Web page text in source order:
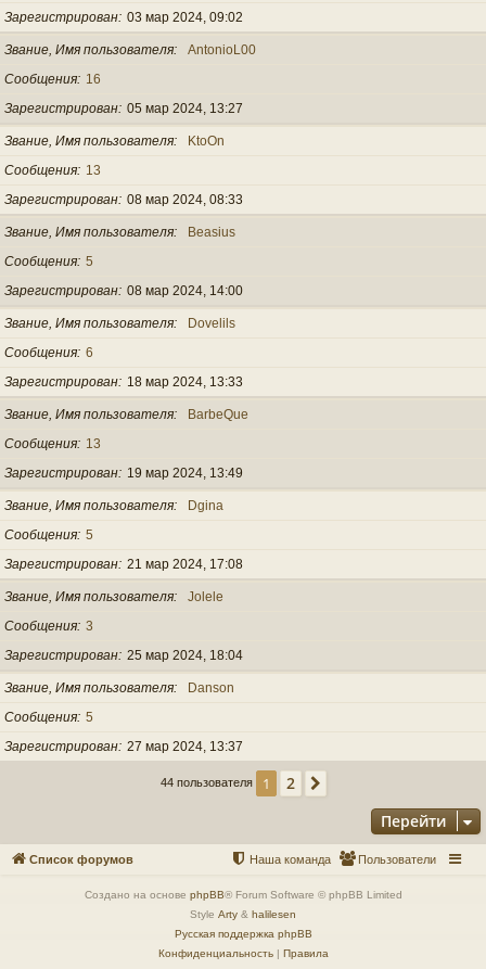
Зарегистрирован 03 мар 2024, 09:02
Звание, Имя пользователя
AntonioL00
Сообщения
16
Зарегистрирован 05 мар 2024, 13:27
Звание, Имя пользователя
KtoOn
Сообщения
13
Зарегистрирован 08 мар 2024, 08:33
Звание, Имя пользователя
Beasius
Сообщения 5
Зарегистрирован 08 мар 2024, 14:00
Звание, Имя пользователя
Dovelils
Сообщения 6
Зарегистрирован
18 мар 2024, 13:33
Звание, Имя пользователя
BarbeQue
Сообщения
13
Зарегистрирован
19 мар 2024, 13:49
Звание, Имя пользователя
Dgina
Сообщения 5
Зарегистрирован 21 мар 2024, 17:08
Звание, Имя пользователя
Jolele
Сообщения 3
Зарегистрирован 25 мар 2024, 18:04
Звание, Имя пользователя
Danson
Сообщения 5
Зарегистрирован 27 мар 2024, 13:37
44 пользователя 1 2
Перейти
Список форумов Пользователи
Наша команда
Создано на основе phpBB® Forum Software © phpBB Limited
Style Arty & halilesen
Русская поддержка phpBB
Конфиденциальность| Правила